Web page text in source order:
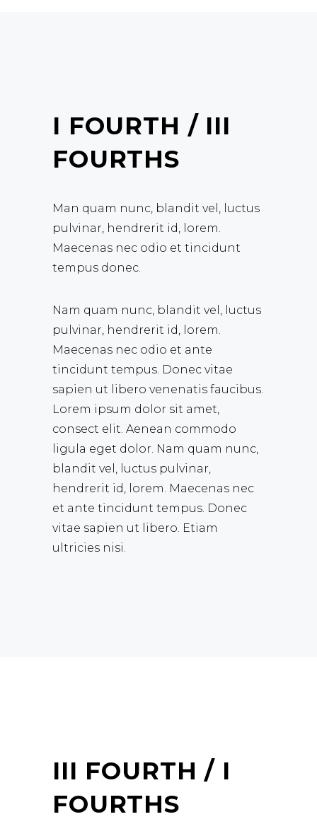
I FOURTH / III
FOURTHS
Man quam nunc, blandit vel, luctus
pulvinar, hendrerit id, lorem.
Maecenas nec odio et tincidunt
tempus donec.
Nam quam nunc, blandit vel, luctus
pulvinar, hendrerit id, lorem.
Maecenas nec odio et ante
tincidunt tempus. Donec vitae
sapien ut libero venenatis faucibus.
Lorem ipsum dolor sit amet,
consect elit. Aenean commodo
ligula eget dolor. Nam quam nunc,
blandit vel, luctus pulvinar,
hendrerit id, lorem. Maecenas nec
et ante tincidunt tempus. Donec
vitae sapien ut libero. Etiam
ultricies nisi.
III FOURTH / I
FOURTHS